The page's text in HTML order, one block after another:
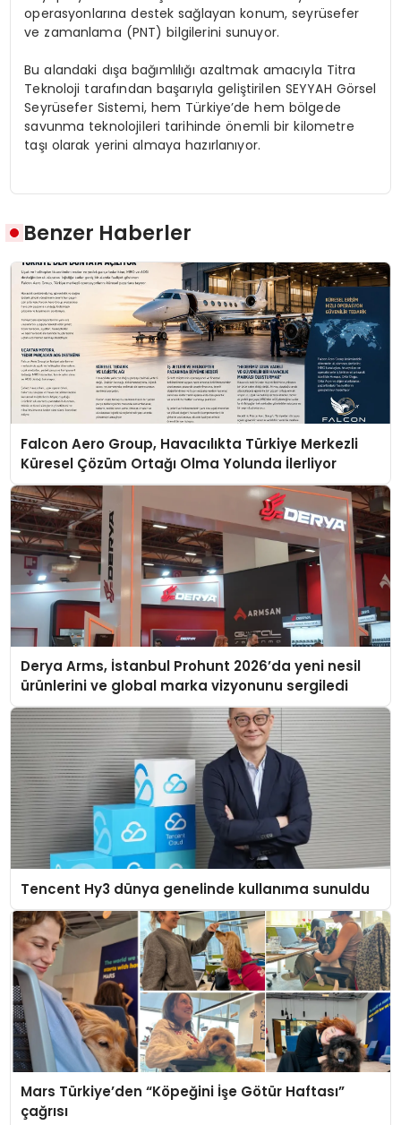
operasyonlarına destek sağlayan konum, seyrüsefer
ve zamanlama (PNT) bilgilerini sunuyor.
​Bu alandaki dışa bağımlılığı azaltmak amacıyla Titra
Teknoloji tarafından başarıyla geliştirilen SEYYAH Görsel
Seyrüsefer Sistemi, hem Türkiye’de hem bölgede
savunma teknolojileri tarihinde önemli bir kilometre
taşı olarak yerini almaya hazırlanıyor.
Benzer Haberler
Falcon Aero Group, Havacılıkta Türkiye Merkezli
Küresel Çözüm Ortağı Olma Yolunda İlerliyor
Derya Arms, İstanbul Prohunt 2026’da yeni nesil
ürünlerini ve global marka vizyonunu sergiledi
Tencent Hy3 dünya genelinde kullanıma sunuldu
Mars Türkiye’den “Köpeğini İşe Götür Haftası”
çağrısı